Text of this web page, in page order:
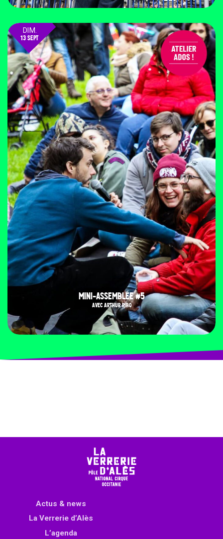
DIM.
13 SEPT
MINI-ASSEMBLÉE #5
AVEC ARTHUR RIBO
Actus & news
La Verrerie d’Alès
L’agenda